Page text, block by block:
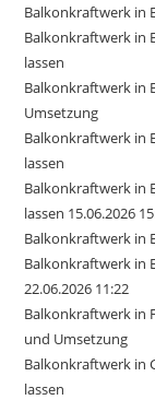
Balkonkraftwerk in
Balkonkraftwerk in
lassen
Balkonkraftwerk in
Umsetzung
Balkonkraftwerk in
lassen
Balkonkraftwerk in
lassen 15.06.2026
Balkonkraftwerk in
Balkonkraftwerk in
22.06.2026 11:22
Balkonkraftwerk in
und Umsetzung
Balkonkraftwerk in
lassen